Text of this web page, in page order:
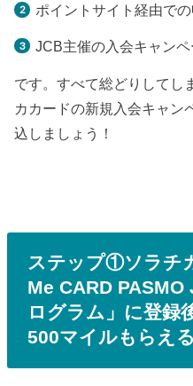
ポイントサイト経由で
JCB主催の入会キャン
です。すべて総どりしてし
カカードの新規入会キャン
込しましょう！
ステップ①ソラチ
Me CARD
ログラム」に登録
500マイルもらえる